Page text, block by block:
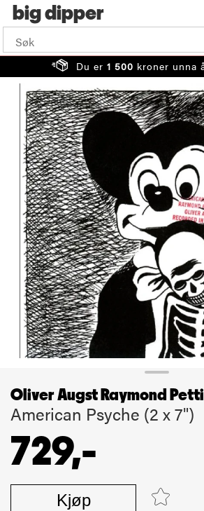
big
Du er 1 500 kroner unna
Oliver Augst Raymond
American Psyche (2 x 7")
729,-
Kjøp